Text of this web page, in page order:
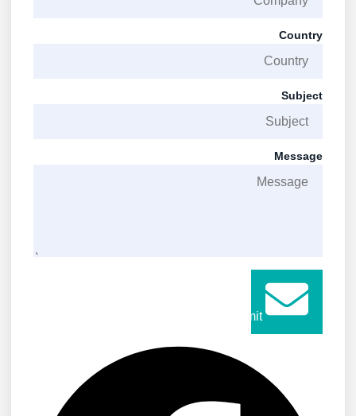
Country
Subject
Message
Submit